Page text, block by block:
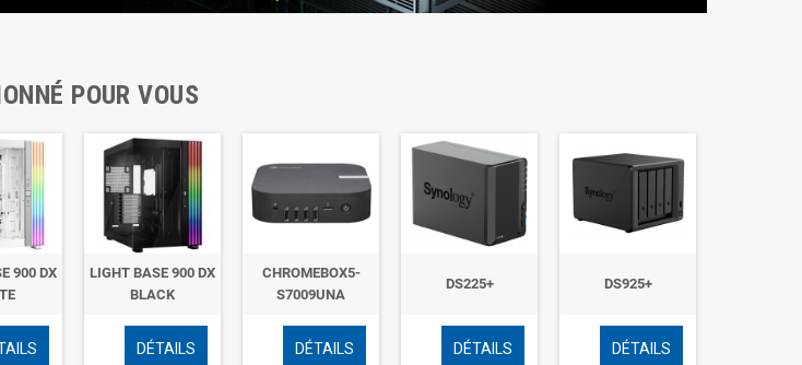
POUR VOUS
900 DX
LIGHT BASE 900 DX
BLACK
DÉTAILS
CHROMEBOX5-
S7009UNA
DÉTAILS
DS225+
DÉTAILS
DS925+
DÉTAILS